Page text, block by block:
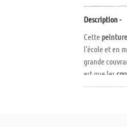
Description -
Cette
l'école et en
grande
est que les
contours